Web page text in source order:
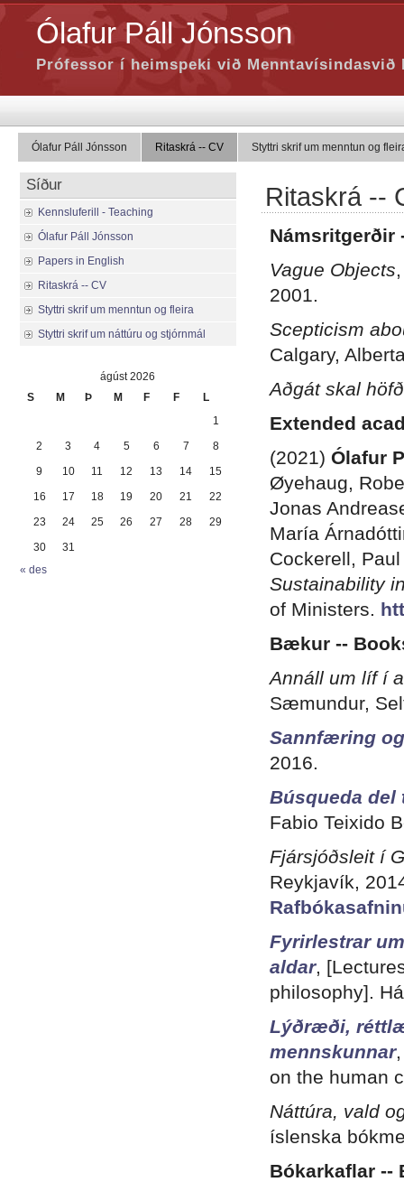
Ólafur Páll Jónsson
Prófessor í heimspeki við Menntavísindasvið
Ólafur Páll Jónsson Ritaskrá -- CV Styttri skrif um menntun og
Ritaskrá --
Námsritgerðir
Vague Objects
2001.
Scepticism
Calgary,
Aðgát skal
Extended
(2021) Ólafur
Øyehaug,
Jonas
María
Cockerell,
Sustainability
of Ministers.
Bækur --
Annáll um líf í
Sæmundur,
Sannfæring
2016.
Búsqueda del
Fabio Teixido
Fjársjóðsleit í
Reykjavík,
Fyrirlestrar
aldar,
philosophy].
Lýðræði,
mennskunnar
on the human
Náttúra, vald
íslenska
Bókarkaflar --
Síður
Kennsluferill - Teaching
Ólafur Páll Jónsson
Papers in English
Ritaskrá -- CV
Styttri skrif um menntun og fleira
Styttri skrif um náttúru og stjórnmál
ágúst 2026
S
M Þ M F F
L
1
2
3 4 5 6 7
8
9
10 11 12 13 14
15
16
17 18 19 20 21
22
23
24 25 26 27 28
29
30
31
« des